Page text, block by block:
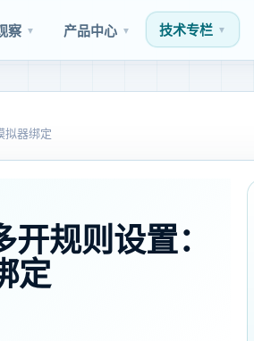
察 ▼ 产品中心 ▼ 技术专栏 ▼
拟器绑定
规则设置：
定